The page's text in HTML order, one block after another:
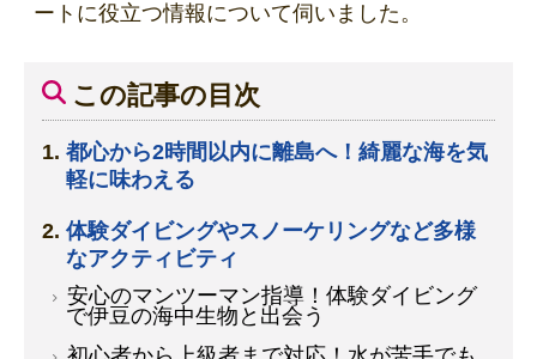
ートに役立つ情報について伺いました。
この記事の目次
都心から2時間以内に離島へ！綺麗な海を気
軽に味わえる
体験ダイビングやスノーケリングなど多様
なアクティビティ
安心のマンツーマン指導！体験ダイビング
で伊豆の海中生物と出会う